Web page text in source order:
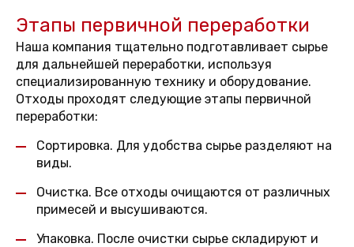
Этапы первичной переработки
Наша компания тщательно подготавливает сырье
для дальнейшей переработки, используя
специализированную технику и оборудование.
Отходы проходят следующие этапы первичной
переработки:
Сортировка. Для удобства сырье разделяют на
виды.
Очистка. Все отходы очищаются от различных
примесей и высушиваются.
Упаковка. После очистки сырье складируют и